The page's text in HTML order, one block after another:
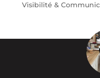
Visibilité &